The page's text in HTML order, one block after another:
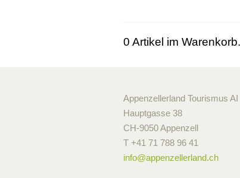
0 Artikel im Warenkorb.
Appenzellerland Tourismus AI
Hauptgasse 38
CH-9050 Appenzell
T +41 71 788 96 41
info@appenzellerland.ch